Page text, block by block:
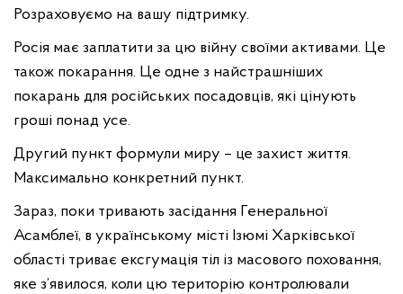
Розраховуємо на вашу підтримку.
Росія має заплатити за цю війну своїми активами. Це
також покарання. Це одне з найстрашніших
покарань для російських посадовців, які цінують
гроші понад усе.
Другий пункт формули миру – це захист життя.
Максимально конкретний пункт.
Зараз, поки тривають засідання Генеральної
Асамблеї, в українському місті Ізюмі Харківської
області триває ексгумація тіл із масового поховання,
яке з’явилося, коли цю територію контролювали